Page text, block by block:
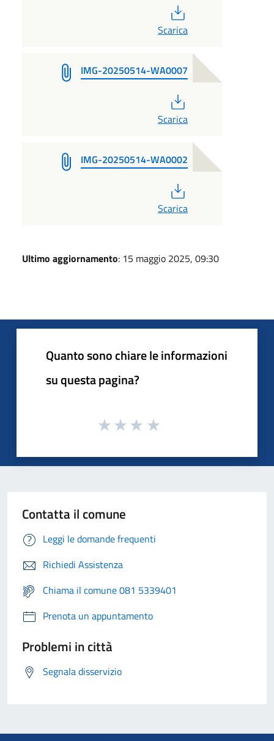
Scarica
IMG-20250514-WA0007
Scarica
IMG-20250514-WA0002
Scarica
Ultimo aggiornamento: 15 maggio 2025, 09:30
Quanto sono chiare le informazioni
su questa pagina?
Contatta il comune
Leggi le domande frequenti
Richiedi Assistenza
Chiama il comune 081 5339401
Prenota un appuntamento
Problemi in città
Segnala disservizio